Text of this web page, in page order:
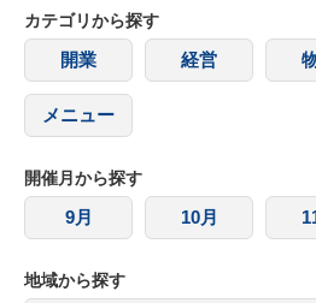
カテゴリから探す
開業 経営
メニュー
開催月から探す
9月 10月
地域から探す